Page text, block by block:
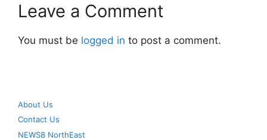
Leave a Comment
You must be logged in to post a comment.
About Us
Contact Us
NEWS8 NorthEast